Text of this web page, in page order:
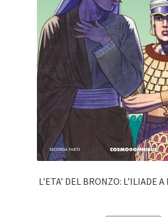
L’ETA’ DEL BRONZO: L’ILIADE